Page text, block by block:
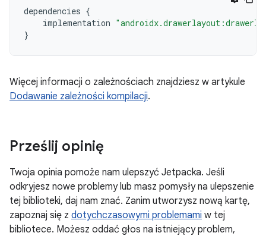
dependencies {
implementation
}
Więcej informacji o zależnościach znajdziesz w artykule
Dodawanie zależności kompilacji.
Prześlij opinię
Twoja opinia pomoże nam ulepszyć Jetpacka. Jeśli
odkryjesz nowe problemy lub masz pomysły na ulepszenie
tej biblioteki, daj nam znać. Zanim utworzysz nową kartę,
zapoznaj się z dotychczasowymi problemami w tej
bibliotece. Możesz oddać głos na istniejący problem,